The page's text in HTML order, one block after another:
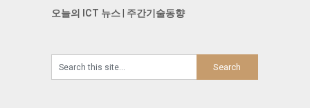
오늘의 ICT 뉴스| 주간기술동향